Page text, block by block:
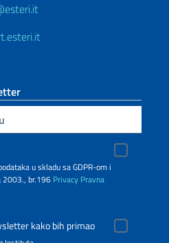
u skladu sa GDPR-om i
2003., br.196 Privacy Pravna
kako bih primao